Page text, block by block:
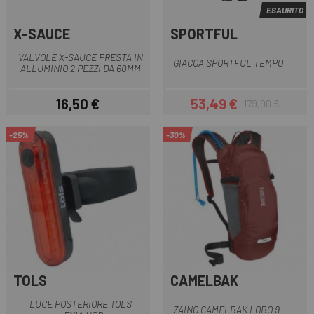
X-SAUCE
VALVOLE X-SAUCE PRESTA IN
ALLUMINIO 2 PEZZI DA 60MM
Prezzo
16,50 €
ESAURITO
SPORTFUL
GIACCA SPORTFUL TEMPO
Prezzo
53,49 €Prezzo base
179,90 €
-25%
TOLS
LUCE POSTERIORE TOLS
-30%
CAMELBAK
ZAINO CAMELBAK LOBO 9